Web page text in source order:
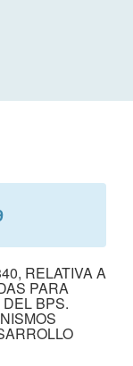
RELATIVA A
PARA
BPS.